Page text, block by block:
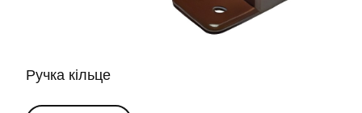
Ручка кільце